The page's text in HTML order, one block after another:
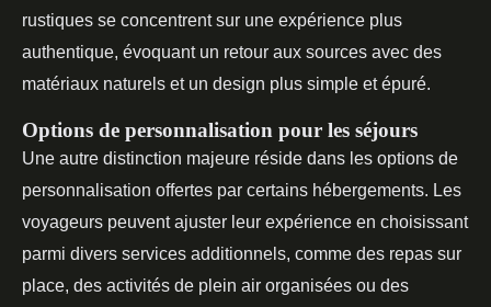
rustiques se concentrent sur une expérience plus
authentique, évoquant un retour aux sources avec des
matériaux naturels et un design plus simple et épuré.
Options de personnalisation pour les séjours
Une autre distinction majeure réside dans les options de
personnalisation offertes par certains hébergements. Les
voyageurs peuvent ajuster leur expérience en choisissant
parmi divers services additionnels, comme des repas sur
place, des activités de plein air organisées ou des